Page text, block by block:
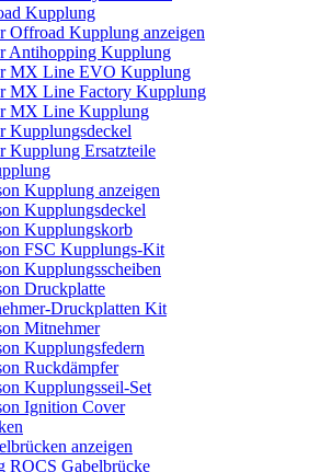
Kupplung
Offroad Kupplung anzeigen
Antihopping Kupplung
MX Line EVO Kupplung
MX Line Factory Kupplung
MX Line Kupplung
Kupplungsdeckel
Kupplung Ersatzteile
Kupplung anzeigen
Kupplungsdeckel
Kupplungskorb
FSC Kupplungs-Kit
Kupplungsscheiben
Druckplatte
Druckplatten Kit
Mitnehmer
Kupplungsfedern
Ruckdämpfer
Kupplungsseil-Set
Ignition Cover
anzeigen
ROCS Gabelbrücke